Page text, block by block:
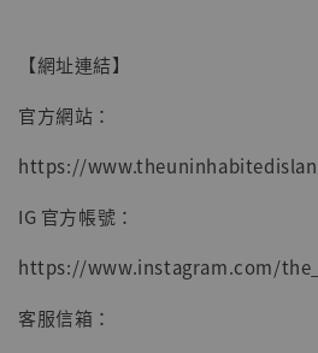
【網址連結】
官方網站：
https://
IG 官方帳號：
https://www.instagram.com/
客服信箱：